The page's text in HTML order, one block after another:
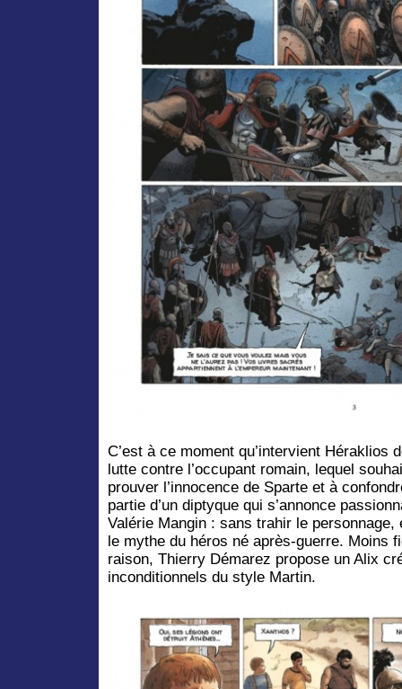
C’est à ce moment qu’intervient Héraklios
lutte contre l’occupant romain, lequel
prouver l’innocence de Sparte et à
partie d’un diptyque qui s’annonce
Valérie Mangin : sans trahir le
le mythe du héros né après-guerre. Moins
raison, Thierry Démarez propose un Alix
inconditionnels du style Martin.